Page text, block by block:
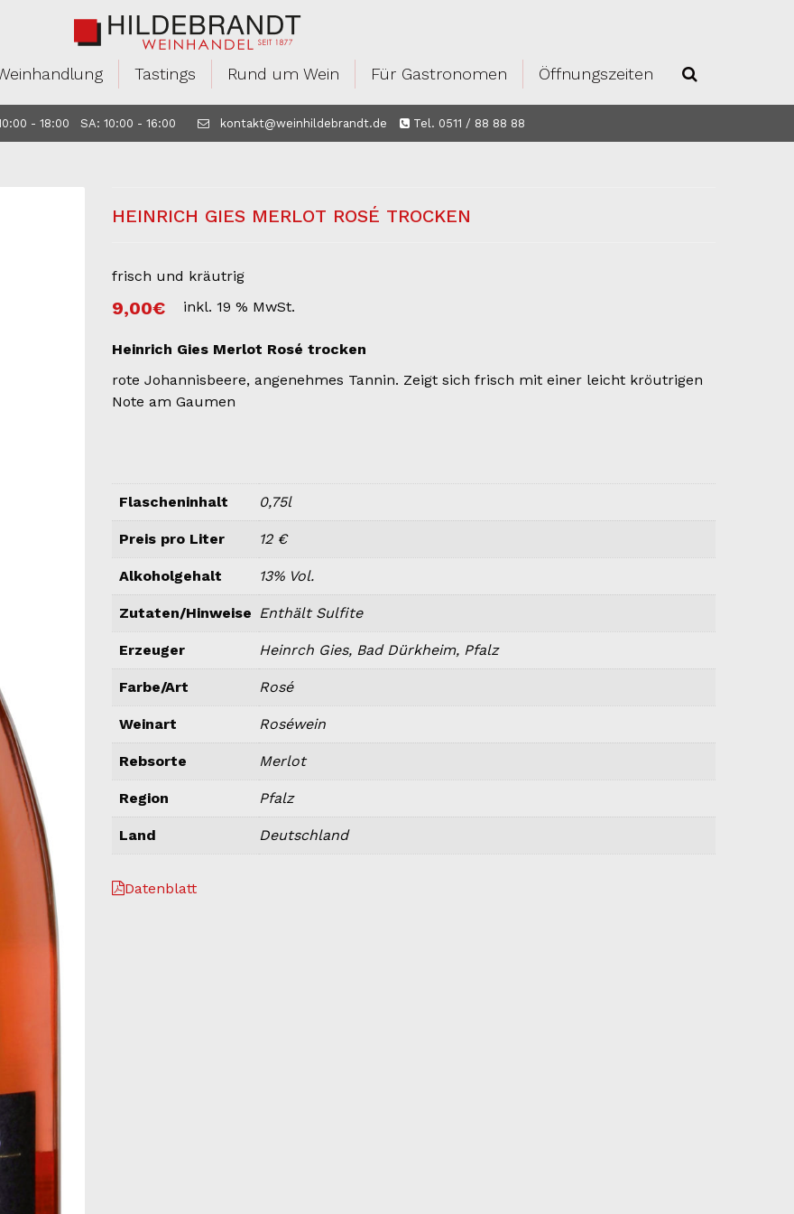
Tastings Rund um Wein Für Gastronomen Öffnungszeiten
- 18:00 SA: 10:00 - 16:00 kontakt@weinhildebrandt.de Tel. 0511 / 88 88 88
HEINRICH GIES MERLOT ROSÉ TROCKEN
frisch und kräutrig
9,00€ inkl. 19 % MwSt.
Heinrich Gies Merlot Rosé trocken
rote Johannisbeere, angenehmes Tannin. Zeigt sich frisch mit einer leicht kröutrigen
Note am Gaumen
Flascheninhalt 0,75l
Preis pro Liter 12 €
Alkoholgehalt 13% Vol.
Zutaten/Hinweise Enthält Sulfite
Erzeuger Heinrch Gies, Bad Dürkheim, Pfalz
Farbe/Art Rosé
Weinart Roséwein
Rebsorte Merlot
Region Pfalz
Land Deutschland
Datenblatt